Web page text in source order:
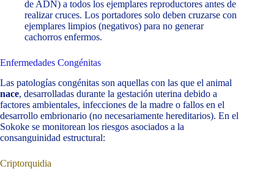
de ADN) a todos los ejemplares reproductores antes de
realizar cruces. Los portadores solo deben cruzarse con
ejemplares limpios (negativos) para no generar
cachorros enfermos.
Enfermedades Congénitas
Las patologías congénitas son aquellas con las que el animal
nace, desarrolladas durante la gestación uterina debido a
factores ambientales, infecciones de la madre o fallos en el
desarrollo embrionario (no necesariamente hereditarios). En el
Sokoke se monitorean los riesgos asociados a la
consanguinidad estructural:
Criptorquidia